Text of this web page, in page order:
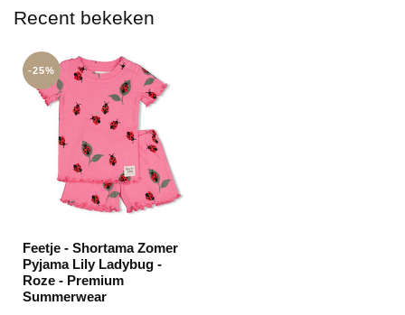
Recent bekeken
-25%
Feetje - Shortama Zomer
Pyjama Lily Ladybug -
Roze - Premium
Summerwear